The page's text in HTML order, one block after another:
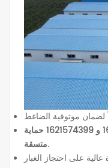
توفر خراطيش فلتر الهواء 1621009499 و 1621574399 حماية
متسقة.
على احتجاز الغبار